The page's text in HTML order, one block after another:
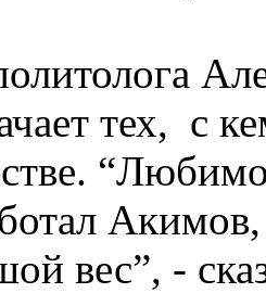
тех, с
вес”, -